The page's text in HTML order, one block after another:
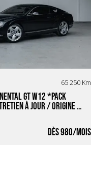
65 250 Km
GT W12 *Pack
à jour / Origine
980